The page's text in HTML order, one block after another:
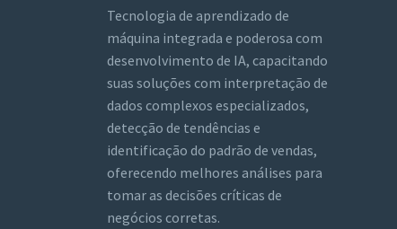
Tecnologia de aprendizado de
máquina integrada e poderosa com
desenvolvimento de IA, capacitando
suas soluções com interpretação de
dados complexos especializados,
detecção de tendências e
identificação do padrão de vendas,
oferecendo melhores análises para
tomar as decisões críticas de
negócios corretas.